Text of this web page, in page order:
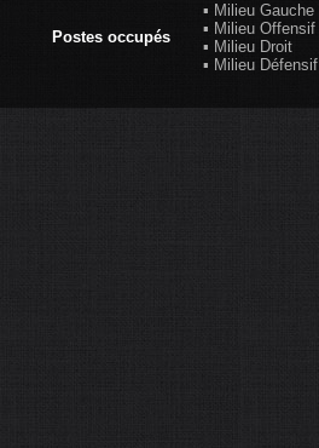
Postes occupés
▪ Milieu Gauche
▪ Milieu Offensif
▪ Milieu Droit
▪ Milieu Défensif